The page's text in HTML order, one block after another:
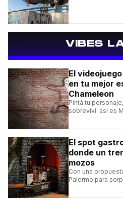
VIBES
El
en tu mejor
Chameleon
Pintá tu
sobreviví: así es
El spot
donde un
mozos
Con una
Palermo para